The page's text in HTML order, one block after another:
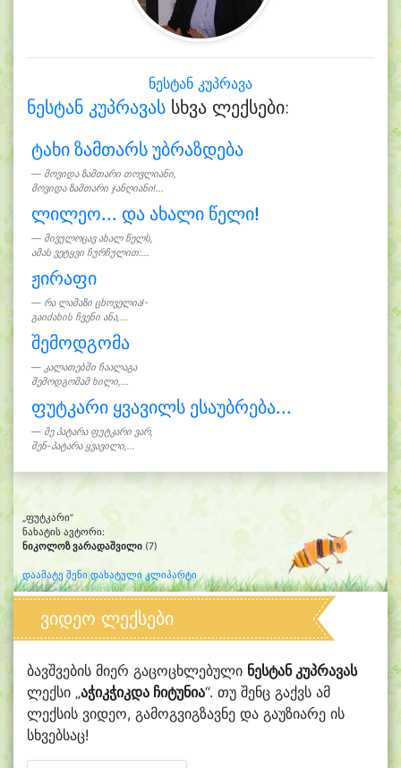
ნესტან კუპრავა
ნესტან კუპრავას სხვა ლექსები:
ტახი ზამთარს უბრაზდება
მოვიდა ზამთარი თოვლიანი,
მოვიდა ზამთარი ჯანღიანი!...
ლილეო... და ახალი წელი!
მივულოცავ ახალ წელს,
ამას ვეტყვი ჩურჩულით:...
ჟირაფი
რა ლამაზი ცხოველია!-
გაიძახის ჩვენი ანა,...
შემოდგომა
კალათებში ჩაალაგა
შემოდგომამ ხილი,...
ფუტკარი ყვავილს ესაუბრება...
მე პატარა ფუტკარი ვარ,
შენ-პატარა ყვავილი,...
„ფუტკარი“
ნახატის ავტორი:
ნიკოლოზ ვარადაშვილი (7)
დაამატე შენი დახატული კლიპარტი
ვიდეო ლექსები
ბავშვების მიერ გაცოცხლებული ნესტან კუპრავას
ლექსი „აჭიკჭიკდა ჩიტუნია“. თუ შენც გაქვს ამ
ლექსის ვიდეო, გამოგვიგზავნე და გაუზიარე ის
სხვებსაც!